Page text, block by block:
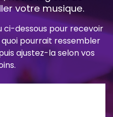
votre musique.
dessous pour recevoir
pourrait ressembler
ajustez-la selon vos